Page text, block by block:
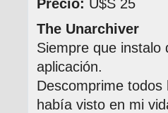
Precio: U$S 25
The Unarchiver
Siempre que instalo
aplicación.
Descomprime
había visto en mi